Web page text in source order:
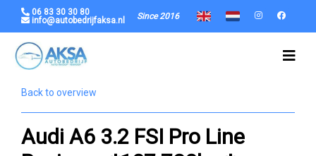
06 83 30 30 80
info@autobedrijfaksa.nl
Since 2016
Back to overview
Audi A6 3.2 FSI Pro Line